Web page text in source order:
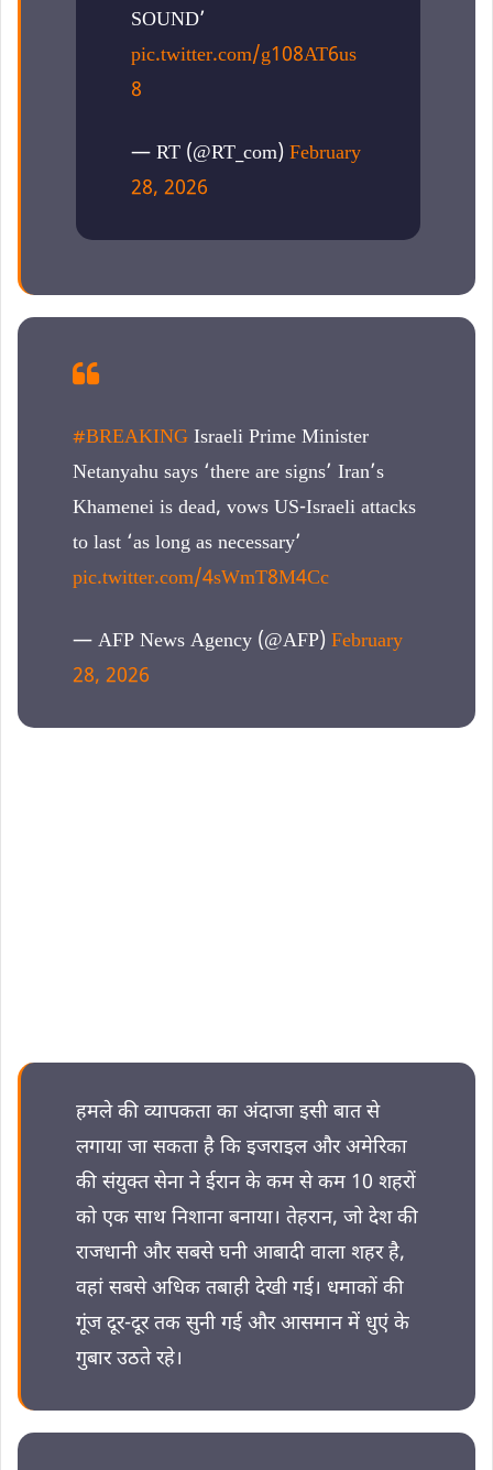
SOUND’
pic.twitter.com/g108AT6us
8
— RT (@RT_com) February
28, 2026
#BREAKING Israeli Prime Minister
Netanyahu says ‘there are signs’ Iran’s
Khamenei is dead, vows US-Israeli attacks
to last ‘as long as necessary’
pic.twitter.com/4sWmT8M4Cc
— AFP News Agency (@AFP) February
28, 2026
हमले की व्यापकता का अंदाजा इसी बात से
लगाया जा सकता है कि इजराइल और अमेरिका
की संयुक्त सेना ने ईरान के कम से कम 10 शहरों
को एक साथ निशाना बनाया। तेहरान, जो देश की
राजधानी और सबसे घनी आबादी वाला शहर है,
वहां सबसे अधिक तबाही देखी गई। धमाकों की
गूंज दूर-दूर तक सुनी गई और आसमान में धुएं के
गुबार उठते रहे।